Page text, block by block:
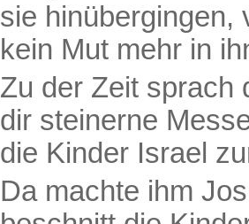
sie hinübergingen,
kein Mut mehr in
Zu der Zeit sprach
dir steinerne
die Kinder Israel
Da machte ihm